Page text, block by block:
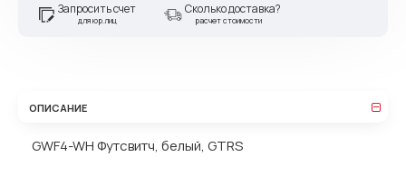
Запросить счет
для юр.лиц
Сколько доставка?
расчет стоимости
ОПИСАНИЕ
GWF4-WH Футсвитч, белый, GTRS